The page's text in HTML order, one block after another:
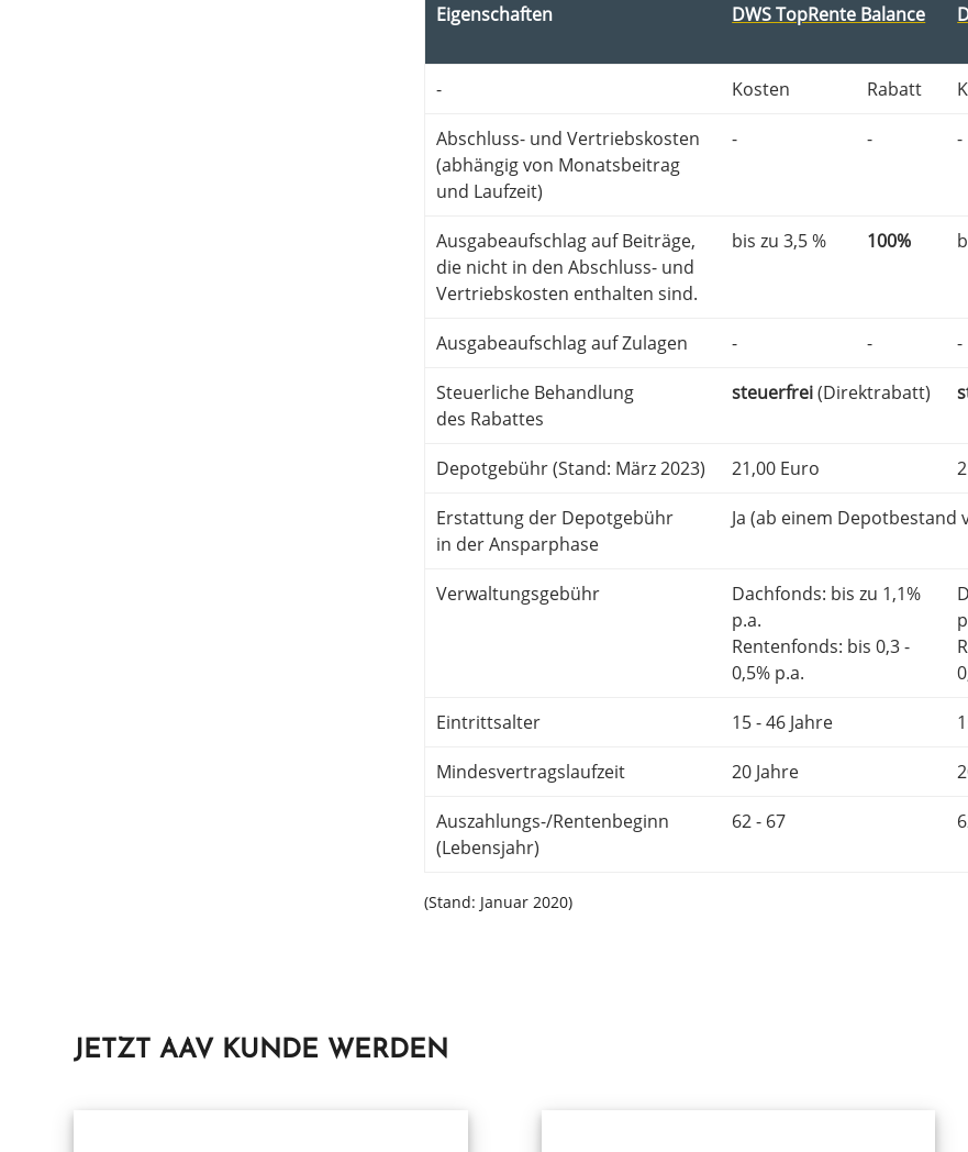
Eigen­schaf­ten DWS TopRen­te Balan­ce
- Kosten Rabatt
Abschluss- und Vertriebskosten
(abhän­gig von Monatsbeitrag
und Laufzeit)
- - -
Ausga­be­auf­schlag auf Beiträge,
die nicht in den Abschluss- und
Vertriebs­kos­ten enthal­ten sind.
bis zu 3,5 % 100%
Ausga­be­auf­schlag auf Zulagen - - -
Steuer­li­che Behandlung
des Rabattes
steuer­frei(Direk­tra­batt)
Depot­ge­bühr (Stand: März 2023) 21,00 Euro
Erstat­tung der Depotgebühr
in der Ansparphase
Ja (ab einem Depot­be­stand
Verwal­tungs­ge­bühr
Dachfonds: bis zu 1,1%
p.a.
Renten­fonds: bis 0,3 -
0,5% p.a.
Eintritts­al­ter 15 - 46 Jahre
Mindes­ver­trags­lauf­zeit 20 Jahre
Auszah­lungs-/Renten­be­ginn
(Lebens­jahr)
62 - 67
(Stand: Januar 2020)
JETZT AAV KUNDE WERDEN